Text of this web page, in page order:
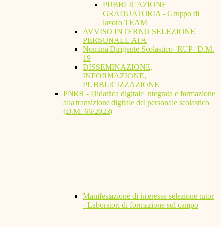
PUBBLICAZIONE
GRADUATORIA - Gruppo di
lavoro TEAM
AVVISO INTERNO SELEZIONE
PERSONALE ATA
Nomina Dirigente Scolastico- RUP- D.M.
19
DISSEMINAZIONE,
INFORMAZIONE,
PUBBLICIZZAZIONE
PNRR - Didattica digitale Integrata e formazione
alla transizione digitale del personale scolastico
(D.M. 66/2023)
Manifestazione di interesse selezione tutor
- Laboratori di formazione sul campo